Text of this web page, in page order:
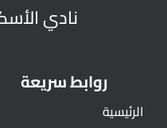
نادي
روابط سريعة
الرئيسية